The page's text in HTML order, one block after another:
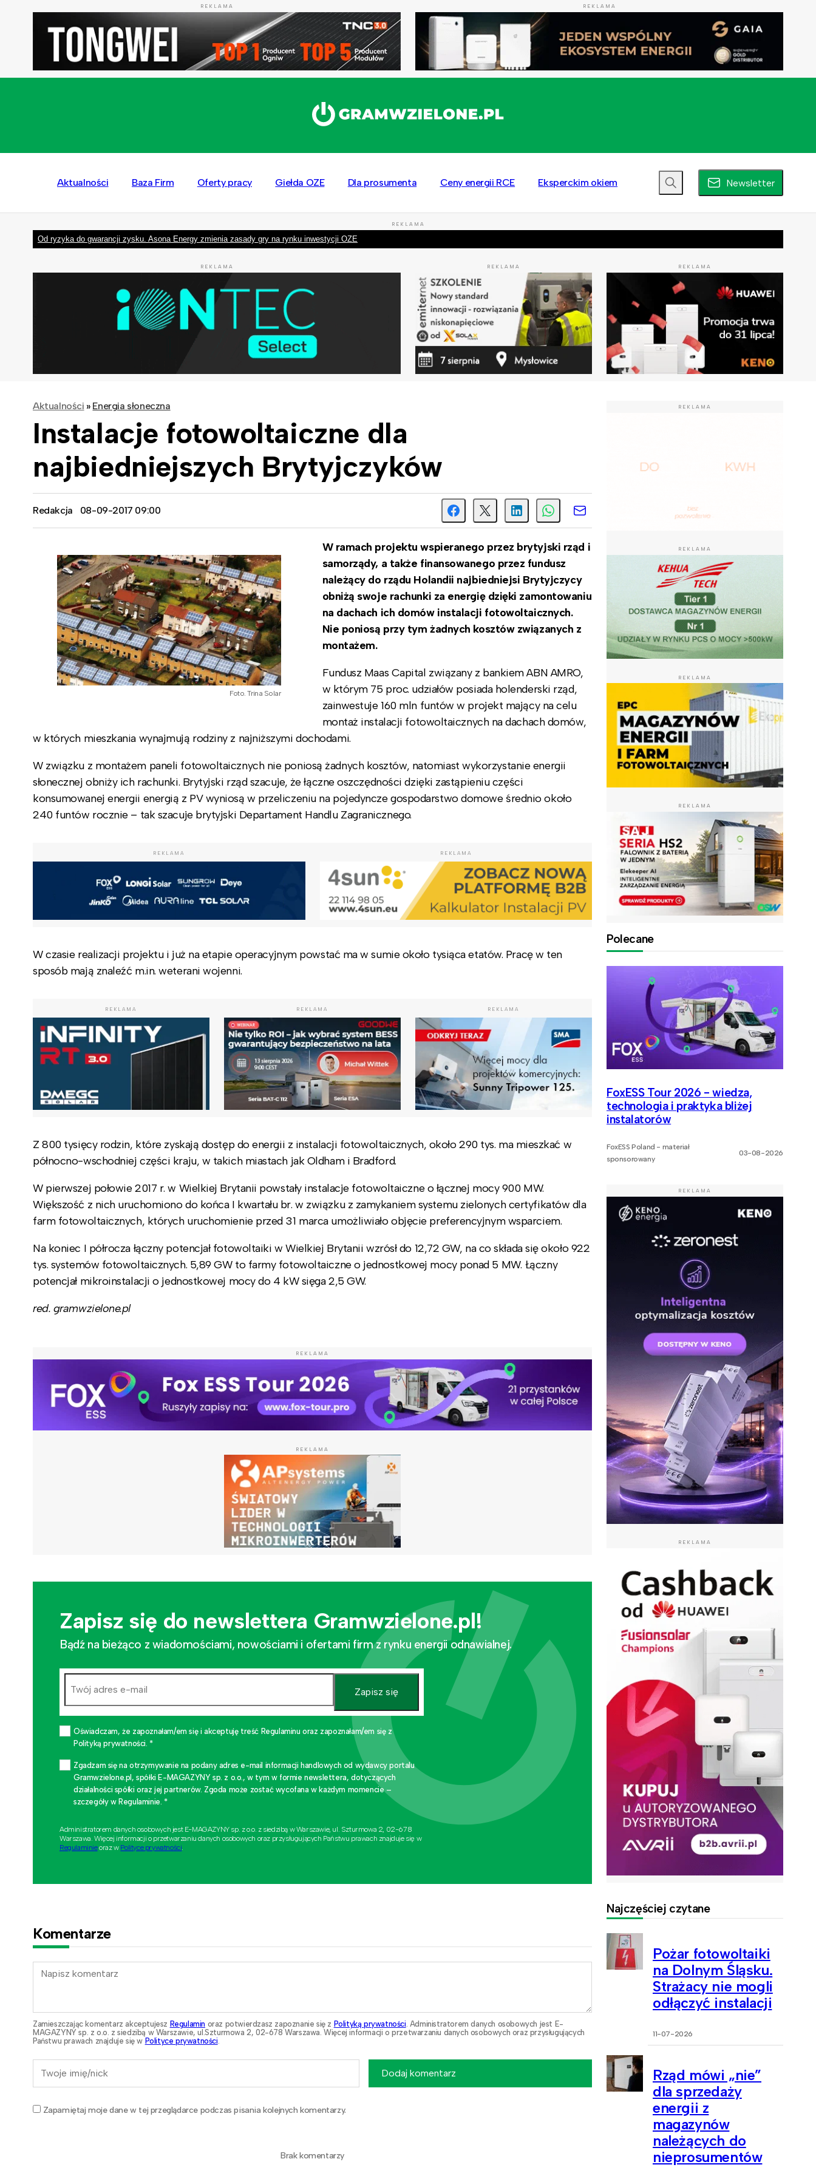
REKLAMA REKLAMA
Aktualności Baza Firm Oferty pracy Giełda OZE Dla prosumenta Ceny energii RCE Eksperckim okiem Newsletter
REKLAMA
Od ryzyka do gwarancji zysku. Asona Energy zmienia zasady gry na rynku inwestycji OZE
REKLAMA REKLAMA REKLAMA
Aktualności » Energia słoneczna
Instalacje fotowoltaiczne dla
najbiedniejszych Brytyjczyków
Redakcja 08-09-2017 09:00
Foto. Trina Solar
W ramach projektu wspieranego przez brytyjski rząd i
samorządy, a także finansowanego przez fundusz
należący do rządu Holandii najbiedniejsi Brytyjczycy
obniżą swoje rachunki za energię dzięki zamontowaniu
na dachach ich domów instalacji fotowoltaicznych.
Nie poniosą przy tym żadnych kosztów związanych z
montażem.
Fundusz Maas Capital związany z bankiem ABN AMRO,
w którym 75 proc. udziałów posiada holenderski rząd,
zainwestuje 160 mln funtów w projekt mający na celu
montaż instalacji fotowoltaicznych na dachach domów,
w których mieszkania wynajmują rodziny z najniższymi dochodami.
W związku z montażem paneli fotowoltaicznych nie poniosą żadnych kosztów, natomiast wykorzystanie energii
słonecznej obniży ich rachunki. Brytyjski rząd szacuje, że łączne oszczędności dzięki zastąpieniu części
konsumowanej energii energią z PV wyniosą w przeliczeniu na pojedyncze gospodarstwo domowe średnio około
240 funtów rocznie – tak szacuje brytyjski Departament Handlu Zagranicznego.
REKLAMA REKLAMA
W czasie realizacji projektu i już na etapie operacyjnym powstać ma w sumie około tysiąca etatów. Pracę w ten
sposób mają znaleźć m.in. weterani wojenni.
REKLAMA REKLAMA REKLAMA
Z 800 tysięcy rodzin, które zyskają dostęp do energii z instalacji fotowoltaicznych, około 290 tys. ma mieszkać w
północno-wschodniej części kraju, w takich miastach jak Oldham i Bradford.
W pierwszej połowie 2017 r. w Wielkiej Brytanii powstały instalacje fotowoltaiczne o łącznej mocy 900 MW.
Większość z nich uruchomiono do końca I kwartału br. w związku z zamykaniem systemu zielonych certyfikatów dla
farm fotowoltaicznych, których uruchomienie przed 31 marca umożliwiało objęcie preferencyjnym wsparciem.
Na koniec I półrocza łączny potencjał fotowoltaiki w Wielkiej Brytanii wzrósł do 12,72 GW, na co składa się około 922
tys. systemów fotowoltaicznych. 5,89 GW to farmy fotowoltaiczne o jednostkowej mocy ponad 5 MW. Łączny
potencjał mikroinstalacji o jednostkowej mocy do 4 kW sięga 2,5 GW.
red. gramwzielone.pl
REKLAMA
REKLAMA
Zapisz się do newslettera Gramwzielone.pl!
Bądź na bieżąco z wiadomościami, nowościami i ofertami firm z rynku energii odnawialnej.
Zapisz się
Oświadczam, że zapoznałam/em się i akceptuję treść Regulaminu oraz zapoznałam/em się z
Polityką prywatności. *
Zgadzam się na otrzymywanie na podany adres e-mail informacji handlowych od wydawcy portalu
Gramwzielone.pl, spółki E-MAGAZYNY sp. z o.o., w tym w formie newslettera, dotyczących
działalności spółki oraz jej partnerów. Zgoda może zostać wycofana w każdym momencie –
szczegóły w Regulaminie. *
Administratorem danych osobowych jest E-MAGAZYNY sp. z o.o. z siedzibą w Warszawie, ul. Szturmowa 2, 02-678
Warszawa. Więcej informacji o przetwarzaniu danych osobowych oraz przysługujących Państwu prawach znajduje się w
Regulaminieoraz w Polityce prywatności
Komentarze
Zamieszczając komentarz akceptujesz Regulamin oraz potwierdzasz zapoznanie się z Polityką prywatności . Administratorem danych osobowych jest E-
MAGAZYNY sp. z o.o. z siedzibą w Warszawie, ul.Szturmowa 2, 02-678 Warszawa. Więcej informacji o przetwarzaniu danych osobowych oraz przysługujących
Państwu prawach znajduje się w Polityce prywatności
Zapamiętaj moje dane w tej przeglądarce podczas pisania kolejnych komentarzy.
Dodaj komentarz
Brak komentarzy
REKLAMA
REKLAMA
REKLAMA
REKLAMA
Polecane
FoxESS Tour 2026 - wiedza,
technologia i praktyka bliżej
instalatorów
FoxESS Poland - materiał
sponsorowany
03-08-2026
REKLAMA
REKLAMA
Najczęściej czytane
Pożar fotowoltaiki
na Dolnym Śląsku.
Strażacy nie mogli
odłączyć instalacji
11-07-2026
Rząd mówi „nie”
dla sprzedaży
energii z
magazynów
należących do
nieprosumentów